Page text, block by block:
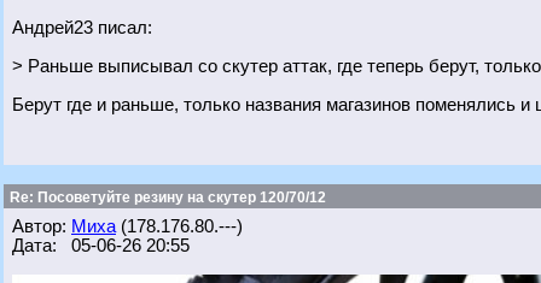
Андрей23 писал:
> Раньше выписывал со скутер аттак, где теперь берут,
Берут где и раньше, только названия магазинов поменялись
Re: Посоветуйте резину на скутер 120/70/12
Автор: Миха (178.176.80.---)
Дата: 05-06-26 20:55